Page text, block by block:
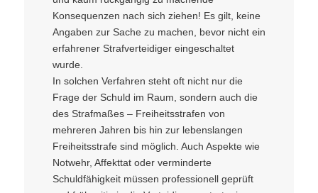
Konsequenzen nach sich ziehen! Es gilt, keine
Angaben zur Sache zu machen, bevor nicht ein
erfahrener Strafverteidiger eingeschaltet
wurde.
In solchen Verfahren steht oft nicht nur die
Frage der Schuld im Raum, sondern auch die
des Strafmaßes – Freiheitsstrafen von
mehreren Jahren bis hin zur lebenslangen
Freiheitsstrafe sind möglich. Auch Aspekte wie
Notwehr, Affekttat oder verminderte
Schuldfähigkeit müssen professionell geprüft